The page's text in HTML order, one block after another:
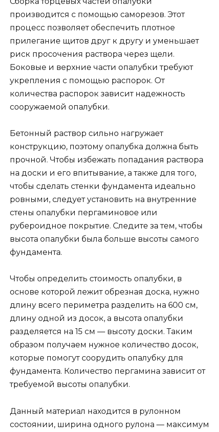
производится с помощью саморезов. Этот
процесс позволяет обеспечить плотное
прилегание щитов друг к другу и уменьшает
риск просочения раствора через щели.
Боковые и верхние части опалубки требуют
укрепления с помощью распорок. От
количества распорок зависит надежность
сооружаемой опалубки.
Бетонный раствор сильно нагружает
конструкцию, поэтому опалубка должна быть
прочной. Чтобы избежать попадания раствора
на доски и его впитывание, а также для того,
чтобы сделать стенки фундамента идеально
ровными, следует установить на внутренние
стены опалубки пергаминовое или
рубероидное покрытие. Следите за тем, чтобы
высота опалубки была больше высоты самого
фундамента.
Чтобы определить стоимость опалубки, в
основе которой лежит обрезная доска, нужно
длину всего периметра разделить на 600 см,
длину одной из досок, а высота опалубки
разделяется на 15 см — высоту доски. Таким
образом получаем нужное количество досок,
которые помогут соорудить опалубку для
фундамента. Количество пергамина зависит от
требуемой высоты опалубки.
Данный материал находится в рулонном
состоянии, ширина одного рулона — максимум